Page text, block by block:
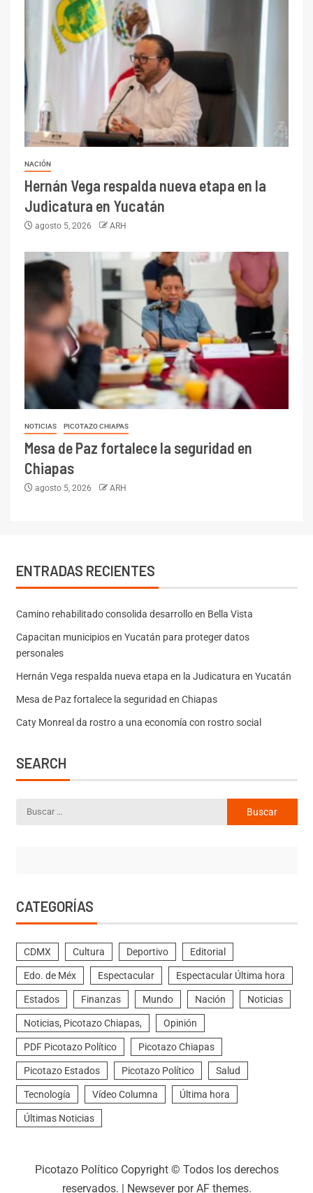
NACIÓN
Hernán Vega respalda nueva etapa en la
Judicatura en Yucatán
agosto 5, 2026 ARH
NOTICIAS PICOTAZO CHIAPAS
Mesa de Paz fortalece la seguridad en
Chiapas
agosto 5, 2026 ARH
ENTRADAS RECIENTES
Camino rehabilitado consolida desarrollo en Bella Vista
Capacitan municipios en Yucatán para proteger datos
personales
Hernán Vega respalda nueva etapa en la Judicatura en Yucatán
Mesa de Paz fortalece la seguridad en Chiapas
Caty Monreal da rostro a una economía con rostro social
SEARCH
CATEGORÍAS
CDMX Cultura Deportivo Editorial
Edo. de Méx Espectacular Espectacular Última hora
Estados Finanzas Mundo Nación Noticias
Noticias, Picotazo Chiapas, Opinión
PDF Picotazo Político Picotazo Chiapas
Picotazo Estados Picotazo Político Salud
Tecnología Vídeo Columna Última hora
Últimas Noticias
Picotazo Político Copyright © Todos los derechos
reservados. | Newseverpor AF themes.